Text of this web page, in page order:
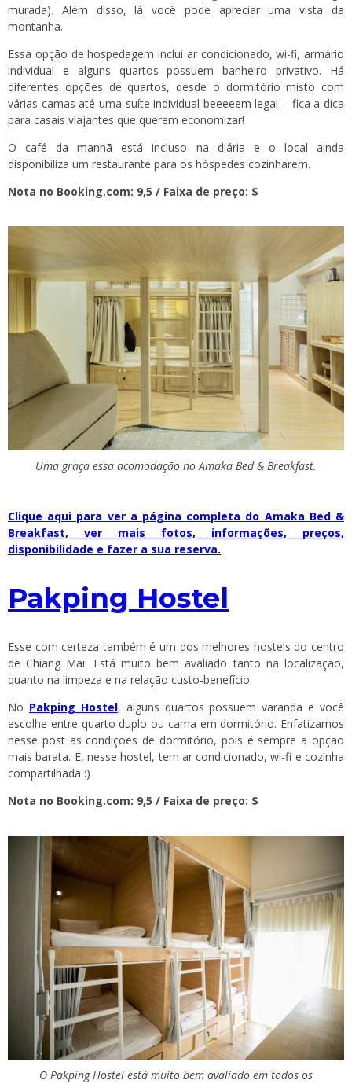
murada). Além disso, lá você pode apreciar uma vista da
montanha.
Essa opção de hospedagem inclui ar condicionado, wi-fi, armário
individual e alguns quartos possuem banheiro privativo. Há
diferentes opções de quartos, desde o dormitório misto com
várias camas até uma suíte individual beeeeem legal – fica a dica
para casais viajantes que querem economizar!
O café da manhã está incluso na diária e o local ainda
disponibiliza um restaurante para os hóspedes cozinharem.
Nota no Booking.com: 9,5 / Faixa de preço: $
Uma graça essa acomodação no Amaka Bed & Breakfast.
Clique aqui para ver a página completa do Amaka Bed &
Breakfast, ver mais fotos, informações, preços,
disponibilidade e fazer a sua reserva.
Pakping Hostel
Esse com certeza também é um dos melhores hostels do centro
de Chiang Mai! Está muito bem avaliado tanto na localização,
quanto na limpeza e na relação custo-benefício.
No Pakping Hostel, alguns quartos possuem varanda e você
escolhe entre quarto duplo ou cama em dormitório. Enfatizamos
nesse post as condições de dormitório, pois é sempre a opção
mais barata. E, nesse hostel, tem ar condicionado, wi-fi e cozinha
compartilhada :)
Nota no Booking.com: 9,5 / Faixa de preço: $
O Pakping Hostel está muito bem avaliado em todos os